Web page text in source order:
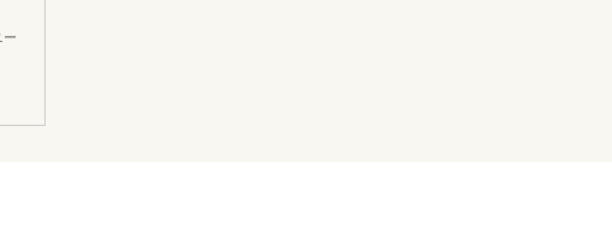
ー